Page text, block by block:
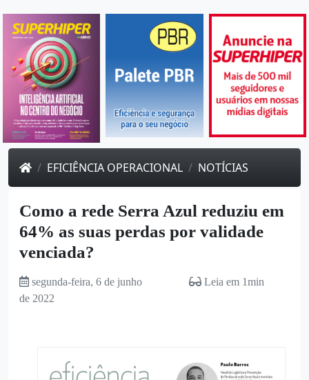
EFICIÊNCIA OPERACIONAL NOTÍCIAS
Como a rede Serra Azul reduziu em
64% as suas perdas por validade
venciada?
segunda-feira, 6 de junho
de 2022
Leia em 1min